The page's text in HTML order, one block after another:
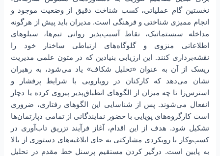
نخستین گام عملیاتی، کسب شناخت دقیق از وضعیت موجود و
انجام ممیزی شناختی و فرهنگی است. مدیران باید پیش از هرگونه
مداخله سیستماتیک، نقاط آسیب‌پذیر روانی تیم‌ها، سیلوهای
اطلاعاتی منزوی و گلوگاه‌های ارتباطی ساختار خود را
نقشه‌برداری کنند. این ارزیابی بنیادین که در متون علمی مدیریت
ریسک از آن به عنوان «تحلیل شکاف» یاد می‌شود، به رهبران
نشان می‌دهد که کارکنان در رویارویی با شرایط پرفشار و
استرس‌زا تا چه میزان از الگوهای انطباق‌پذیر پیروی کرده یا دچار
انفعال می‌شوند. پس از شناسایی این الگوهای رفتاری، ضروری
است کارگروه‌های پویایی با حضور نمایندگانی از تمامی دپارتمان‌ها
تشکیل شود. هدف از این اقدام، آغاز فرآیند تزریق تاب‌آوری در
کسب‌و‌کار با رویکردی مشارکتی به جای ابلاغیه‌های دستوری از بالا
به پایین است. درگیر کردن مستقیم پرسنل خط مقدم در تحلیل